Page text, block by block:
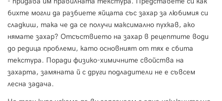
бихте могли да разбиете яйцата със захар за любимия си
сладкиш, така че да се получи максимално пухкав, ако
нямате захар? Отсъствието на захар в рецептите води
до редица проблеми, като основният от тях е сбита
текстура. Поради физико-химичните свойства на
захарта, замяната й с други подладители не е съвсем
лесна задача.